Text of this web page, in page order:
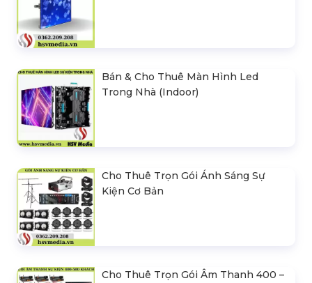
Bán & Cho Thuê Màn Hình Led
Trong Nhà (Indoor)
Cho Thuê Trọn Gói Ánh Sáng Sự
Kiện Cơ Bản
Cho Thuê Trọn Gói Âm Thanh 400 –